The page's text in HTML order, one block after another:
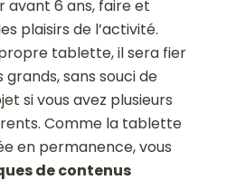
avant 6 ans, faire et
plaisirs de l’activité.
tablette, il sera fier
sans souci de
si vous avez plusieurs
Comme la tablette
en permanence, vous
de contenus